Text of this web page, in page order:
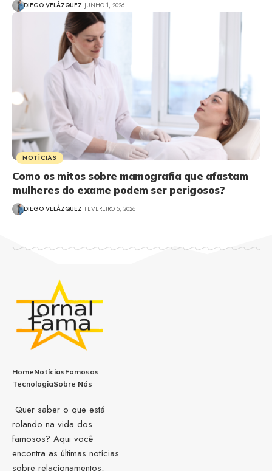
DIEGO VELÁZQUEZ JUNHO 1, 2026
NOTÍCIAS
Como os mitos sobre mamografia que afastam
mulheres do exame podem ser perigosos?
DIEGO VELÁZQUEZ FEVEREIRO 5, 2026
HomeNotíciasFamosos
TecnologiaSobre Nós
Quer saber o que está
rolando na vida dos
famosos? Aqui você
encontra as últimas notícias
sobre relacionamentos,